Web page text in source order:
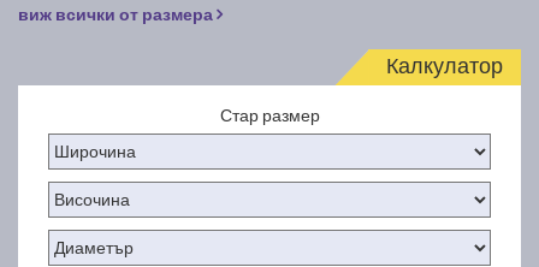
виж всички от размера
Калкулатор
Стар размер